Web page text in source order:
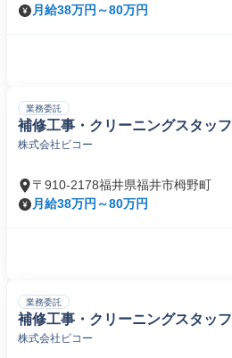
月給38万円～80万円
業務委託
補修工事・クリーニングスタッフ
株式会社ビコー
〒910-2178福井県福井市栂野町
月給38万円～80万円
業務委託
補修工事・クリーニングスタッフ
株式会社ビコー